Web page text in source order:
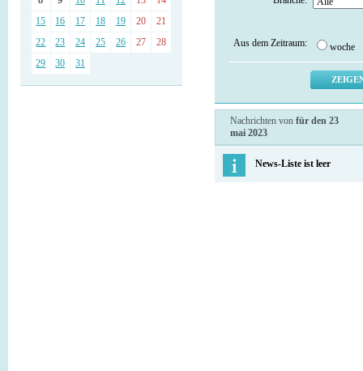
15
16 17 18 19 20
21
22
23 24 25 26 27
28
29
30 31
Aus dem Zeitraum: woche
Nachrichten von für den 23
mai 2023
News-Liste ist leer